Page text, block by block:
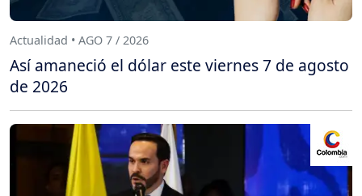
Actualidad • AGO 7 / 2026
Así amaneció el dólar este viernes 7 de agosto
de 2026